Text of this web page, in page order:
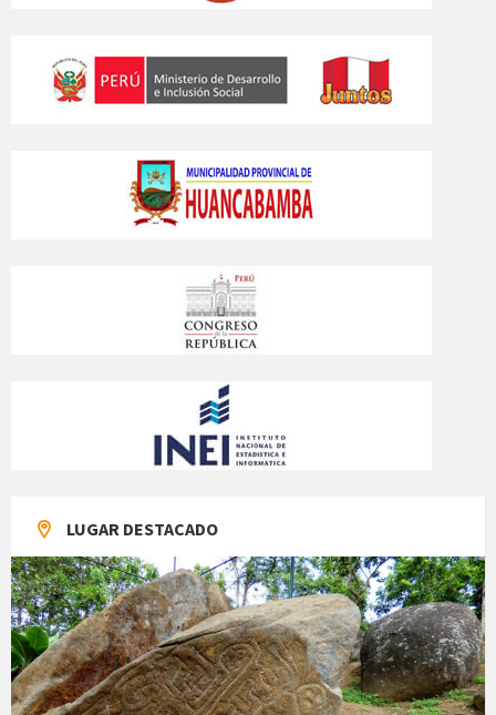
LUGAR DESTACADO